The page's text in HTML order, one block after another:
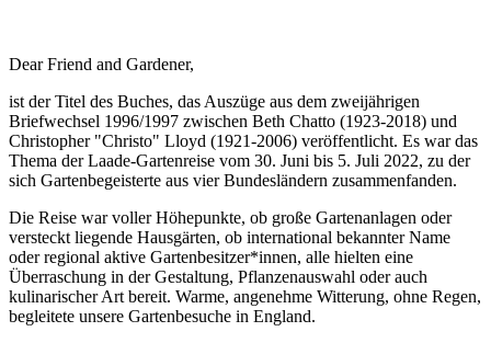
Dear Friend and Gardener,
ist der Titel des Buches, das Auszüge aus dem zweijährigen
Briefwechsel 1996/1997 zwischen Beth Chatto (1923-2018) und
Christopher "Christo" Lloyd (1921-2006) veröffentlicht. Es war das
Thema der Laade-Gartenreise vom 30. Juni bis 5. Juli 2022, zu der
sich Gartenbegeisterte aus vier Bundesländern zusammenfanden.
Die Reise war voller Höhepunkte, ob große Gartenanlagen oder
versteckt liegende Hausgärten, ob international bekannter Name
oder regional aktive Gartenbesitzer*innen, alle hielten eine
Überraschung in der Gestaltung, Pflanzenauswahl oder auch
kulinarischer Art bereit. Warme, angenehme Witterung, ohne Regen,
begleitete unsere Gartenbesuche in England.